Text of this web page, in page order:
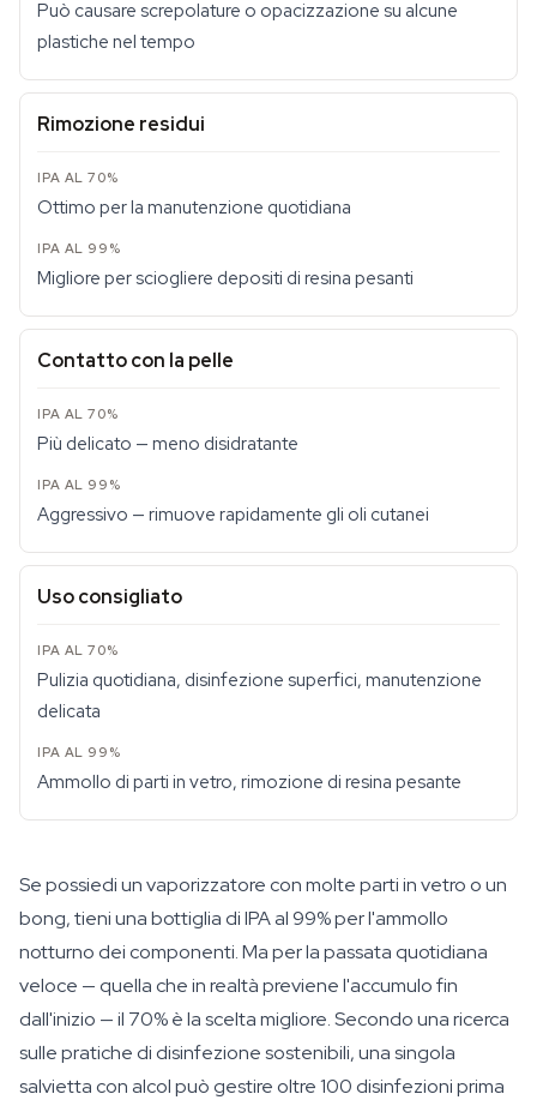
Può causare screpolature o opacizzazione su alcune
plastiche nel tempo
Rimozione residui
Ottimo per la manutenzione quotidiana
Migliore per sciogliere depositi di resina pesanti
Contatto con la pelle
Più delicato — meno disidratante
Aggressivo — rimuove rapidamente gli oli cutanei
Uso consigliato
Pulizia quotidiana, disinfezione superfici, manutenzione
delicata
Ammollo di parti in vetro, rimozione di resina pesante
Se possiedi un vaporizzatore con molte parti in vetro o un
bong, tieni una bottiglia di IPA al 99% per l'ammollo
notturno dei componenti. Ma per la passata quotidiana
veloce — quella che in realtà previene l'accumulo fin
dall'inizio — il 70% è la scelta migliore. Secondo una ricerca
sulle pratiche di disinfezione sostenibili, una singola
salvietta con alcol può gestire oltre 100 disinfezioni prima